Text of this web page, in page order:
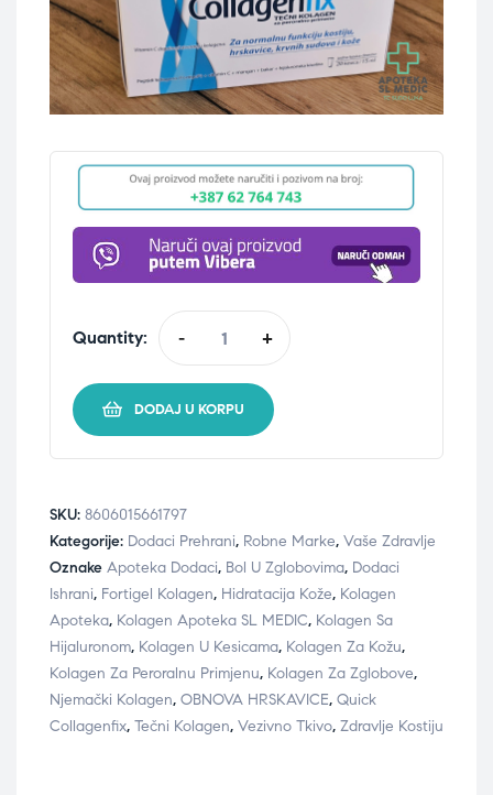
Quantity: - +
DODAJ U KORPU
SKU: 8606015661797
Kategorije: Dodaci Prehrani, Robne Marke, Vaše Zdravlje
Oznake Apoteka Dodaci, Bol U Zglobovima, Dodaci
Ishrani, Fortigel Kolagen, Hidratacija Kože, Kolagen
Apoteka, Kolagen Apoteka SL MEDIC, Kolagen Sa
Hijaluronom, Kolagen U Kesicama, Kolagen Za Kožu,
Kolagen Za Peroralnu Primjenu, Kolagen Za Zglobove,
Njemački Kolagen, OBNOVA HRSKAVICE, Quick
Collagenfix, Tečni Kolagen, Vezivno Tkivo, Zdravlje Kostiju